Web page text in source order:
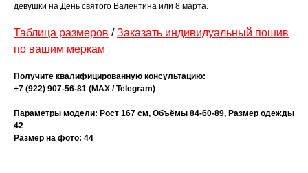
девушки на День святого Валентина или 8 марта.
Таблица размеров /Заказать индивидуальный пошив
по вашим меркам
Получите квалифицированную консультацию:
+7 (922) 907-56-81 (МАХ / Telegram)
Параметры модели: Рост 167 см, Объёмы 84-60-89, Размер одежды
42
Размер на фото: 44